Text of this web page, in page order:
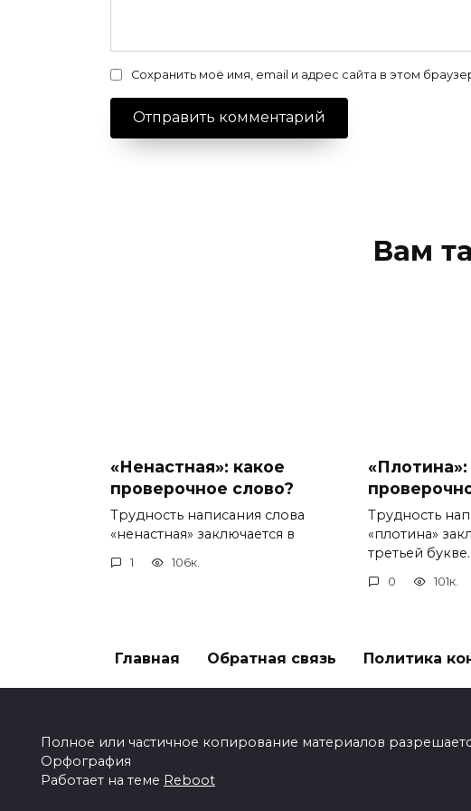
Сохранить моё имя, email и адрес сайта в этом
Вам
«Ненастная»: какое
проверочное слово?
Трудность написания слова
«ненастная» заключается в
1 106к.
«Плотина»:
Трудность
«плотина»
третьей букве.
0 101к.
Главная Обратная связь Политика
Полное или частичное копирование материалов
Орфография
Работает на теме Reboot